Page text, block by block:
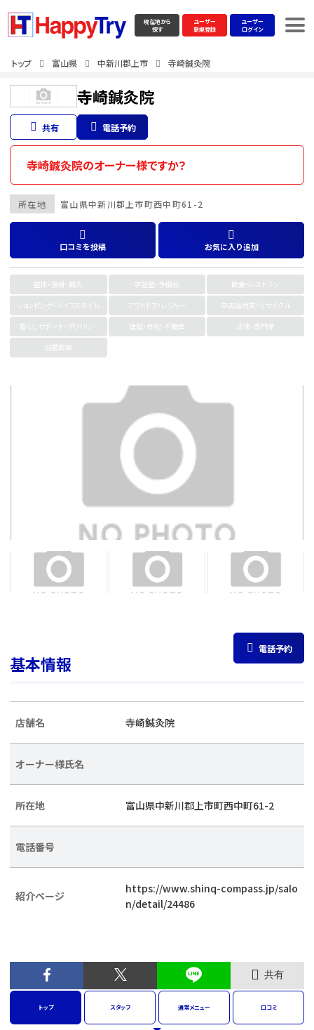
現在地から
探す
ユーザー
新規登録
ユーザー
ログイン
トップ 富山県 中新川郡上市 寺崎鍼灸院
寺崎鍼灸院
共有 電話予約
寺崎鍼灸院のオーナー様ですか？
所在地 富山県中新川郡上市町西中町61-2
口コミを投稿 お気に入り追加
整体・接骨・鍼灸 学習塾・予備校
飲食・レストラン
ショッピング・ライフスタイル
アウトドア・レジャー
中古品売買・リサイクル
暮らしサポート・デリバリー
建設・住宅・不動産
法律・専門家
冠婚葬祭
電話予約
基本情報
店舗名 寺崎鍼灸院
オーナー様氏名
所在地 富山県中新川郡上市町西中町61-2
電話番号
紹介ページ
https://www.shinq-compass.jp/salo
n/detail/24486
共有
トップ スタッフ 通常メニュー 口コミ